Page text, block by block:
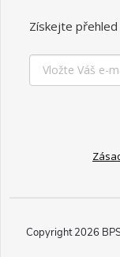
Získejte přehled
Copyright 2026